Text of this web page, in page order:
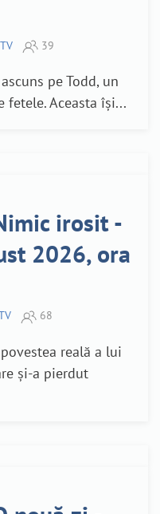
39
pe Todd, un
Aceasta își...
irosit -
2026, ora
68
reală a lui
și-a pierdut